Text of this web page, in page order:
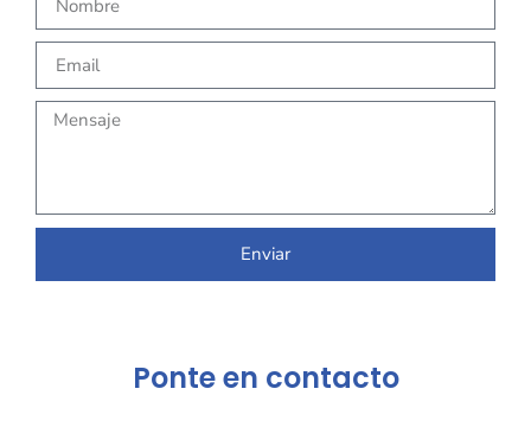
Enviar
Ponte en contacto